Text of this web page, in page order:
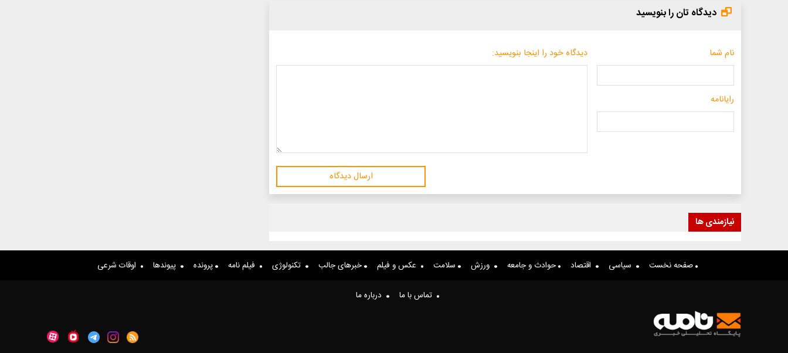
دیدگاه تان را بنویسید
نام شما
رایانامه
دیدگاه خود را اینجا بنویسید:
ارسال دیدگاه
نیازمندی ها
صفحه نخست سیاسی اقتصاد حوادث و جامعه ورزش سلامت عکس و فیلم خبرهای جالب تکنولوژی فیلم نامه پرونده پیوندها اوقات شرعی
تماس با ما درباره ما